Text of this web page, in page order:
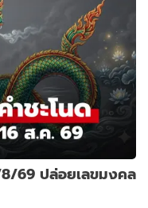
69 ปล่อยเลขมงคล